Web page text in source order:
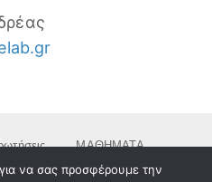
ΜΑΘΗΜΑΤΑ
RETREAT ΠΟΙΟΙ
να σας προσφέρουμε την